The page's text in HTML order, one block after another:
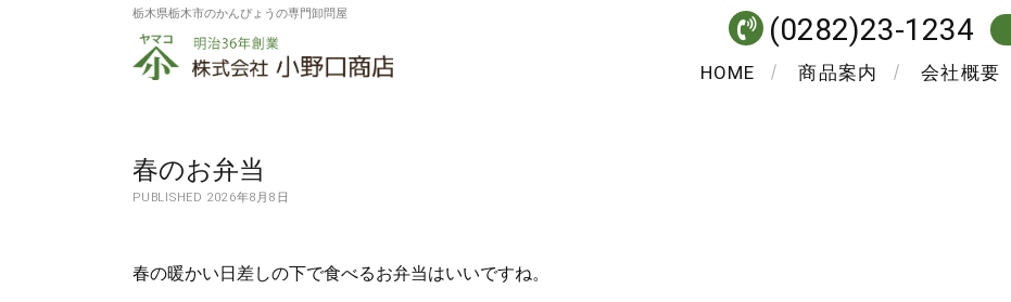
栃木県栃木市のかんぴょうの専門卸問屋
株
社
小
口
HOME 商品案内 会社概要
(0282)23-1234
春のお弁当
PUBLISHED 2026年8月8日
春の暖かい日差しの下で食べるお弁当はいいですね。